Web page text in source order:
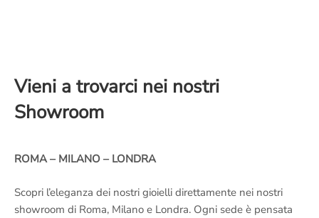
Vieni a trovarci nei nostri
Showroom
ROMA – MILANO – LONDRA
Scopri l’eleganza dei nostri gioielli direttamente nei nostri
showroom di Roma, Milano e Londra. Ogni sede è pensata